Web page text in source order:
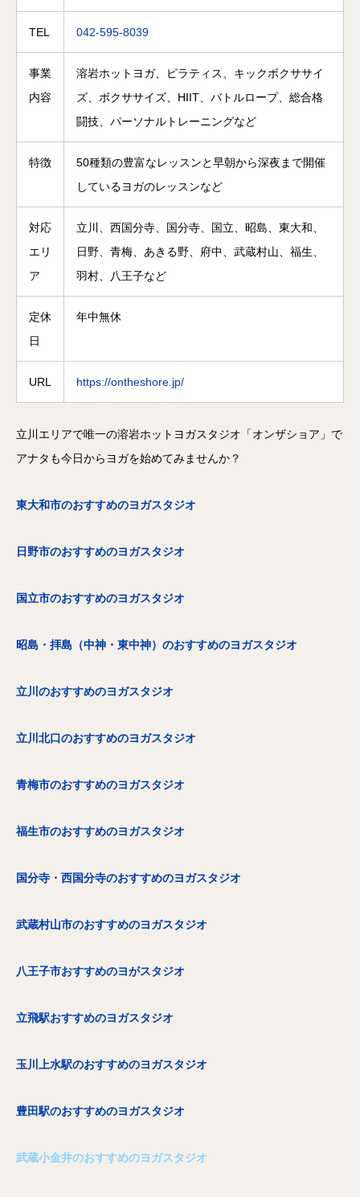
TEL 042-595-8039
事業
内容
溶岩ホットヨガ、ピラティス、キックボクササイ
ズ、ボクササイズ、HIIT、バトルロープ、総合格
闘技、パーソナルトレーニングなど
特徴
50種類の豊富なレッスンと早朝から深夜まで開催
しているヨガのレッスンなど
対応
エリ
ア
立川、西国分寺、国分寺、国立、昭島、東大和、
日野、青梅、あきる野、府中、武蔵村山、福生、
羽村、八王子など
定休
日
年中無休
URL https://ontheshore.jp/
立川エリアで唯一の溶岩ホットヨガスタジオ「オンザショア」で
アナタも今日からヨガを始めてみませんか？
東大和市のおすすめのヨガスタジオ
日野市のおすすめのヨガスタジオ
国立市のおすすめのヨガスタジオ
昭島・拝島（中神・東中神）のおすすめのヨガスタジオ
立川のおすすめのヨガスタジオ
立川北口のおすすめのヨガスタジオ
青梅市のおすすめのヨガスタジオ
福生市のおすすめのヨガスタジオ
国分寺・西国分寺のおすすめのヨガスタジオ
武蔵村山市のおすすめのヨガスタジオ
八王子市おすすめのヨがスタジオ
立飛駅おすすめのヨガスタジオ
玉川上水駅のおすすめのヨガスタジオ
豊田駅のおすすめのヨガスタジオ
武蔵小金井のおすすめのヨガスタジオ